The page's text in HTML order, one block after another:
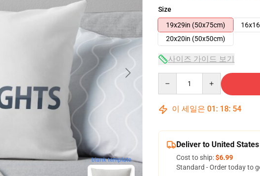
blank template
Size
19x29in (50x75cm)
20x20in (50x50cm)
사이즈 가이드 보기
이 세일은 01 : 18: 53
Deliver to United States
Cost to ship:$6.99
Standard - Order today to